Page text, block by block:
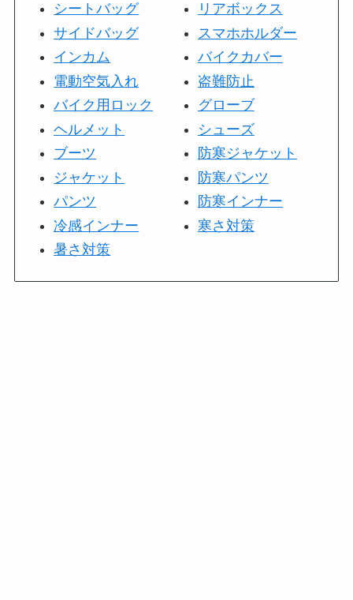
シートバッグ
サイドバッグ
インカム
電動空気入れ
バイク用ロック
ヘルメット
ブーツ
ジャケット
パンツ
冷感インナー
暑さ対策
リアボックス
スマホホルダー
バイクカバー
盗難防止
グローブ
シューズ
防寒ジャケット
防寒パンツ
防寒インナー
寒さ対策